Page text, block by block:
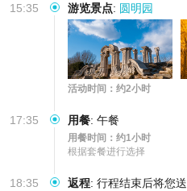
15:35 游览景点: 圆明园
活动时间：约2小时
17:35 用餐: 午餐
用餐时间：约1小时
根据套餐进行选择
18:35 返程: 行程结束后将您